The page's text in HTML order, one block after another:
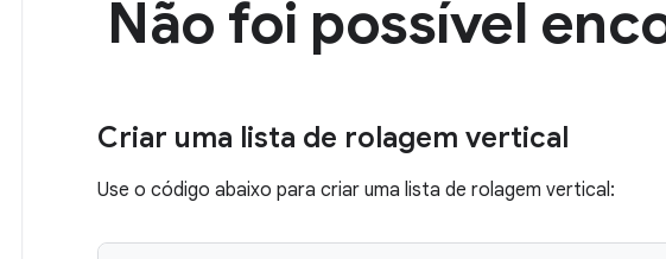
Criar uma lista de rolagem vertical
Use o código abaixo para criar uma lista de rolagem vertical: